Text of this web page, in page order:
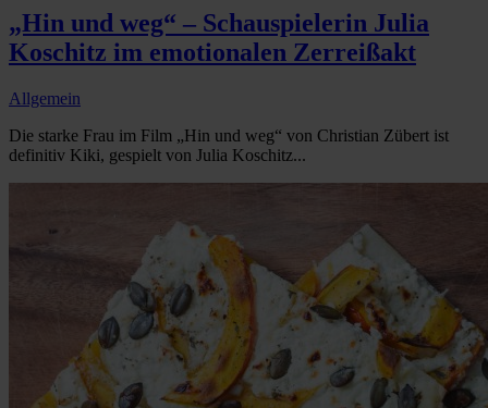
„Hin und weg“ – Schauspielerin Julia
Koschitz im emotionalen Zerreißakt
Allgemein
Die starke Frau im Film „Hin und weg“ von Christian Zübert ist
definitiv Kiki, gespielt von Julia Koschitz...